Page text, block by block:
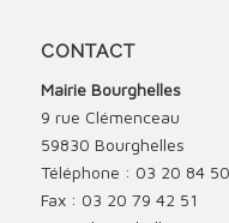
CONTACT
Mairie Bourghelles
9 rue Clémenceau
59830 Bourghelles
Téléphone : 03 20 84
Fax : 03 20 79 42 51